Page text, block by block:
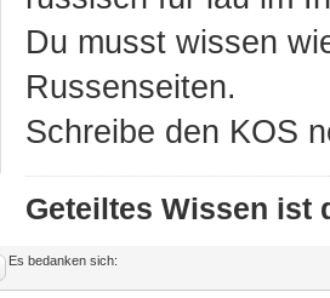
Du musst wissen
Russenseiten.
Schreibe den KOS
Geteiltes Wissen ist
Es bedanken sich: